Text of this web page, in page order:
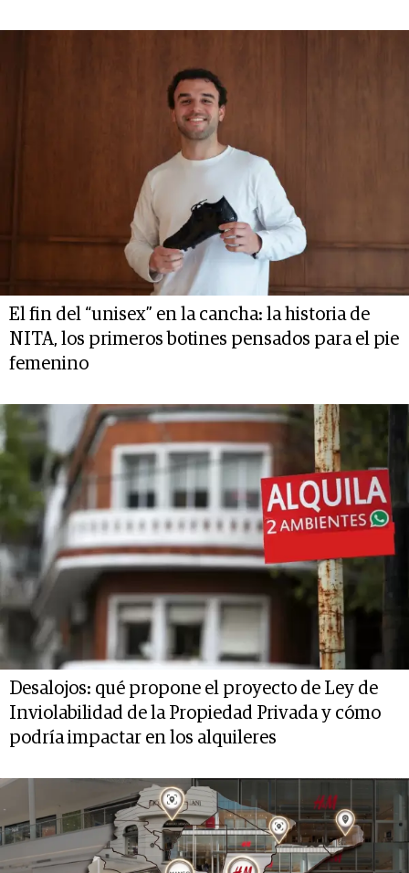
El fin del “unisex” en la cancha: la historia de
NITA, los primeros botines pensados para el pie
femenino
Desalojos: qué propone el proyecto de Ley de
Inviolabilidad de la Propiedad Privada y cómo
podría impactar en los alquileres